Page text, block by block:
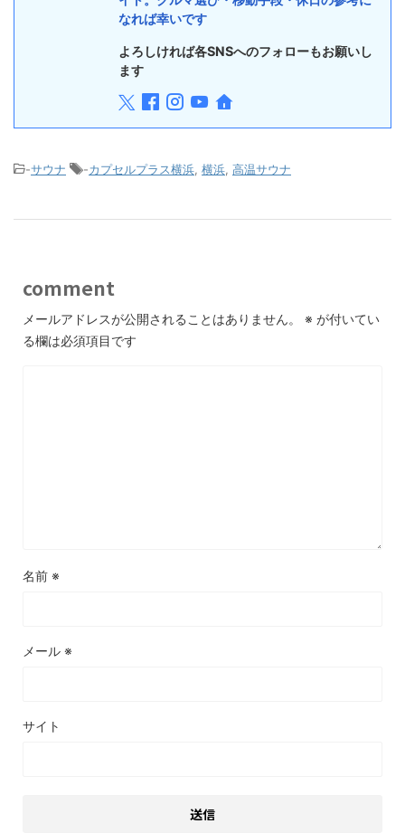
なれば幸いです
よろしければ各SNSへのフォローもお願いし
ます
-サウナ -カプセルプラス横浜 横浜 高温サウナ
comment
メールアドレスが公開されることはありません。 ※ が付いてい
る欄は必須項目です
名前 ※
メール ※
サイト